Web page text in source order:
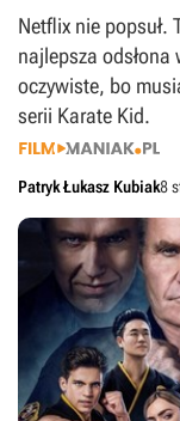
Netflix nie popsuł.
najlepsza odsłona
oczywiste, bo
serii Karate Kid.
Patryk Łukasz Kubiak8